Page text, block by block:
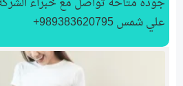
علي شمس 989383620795+